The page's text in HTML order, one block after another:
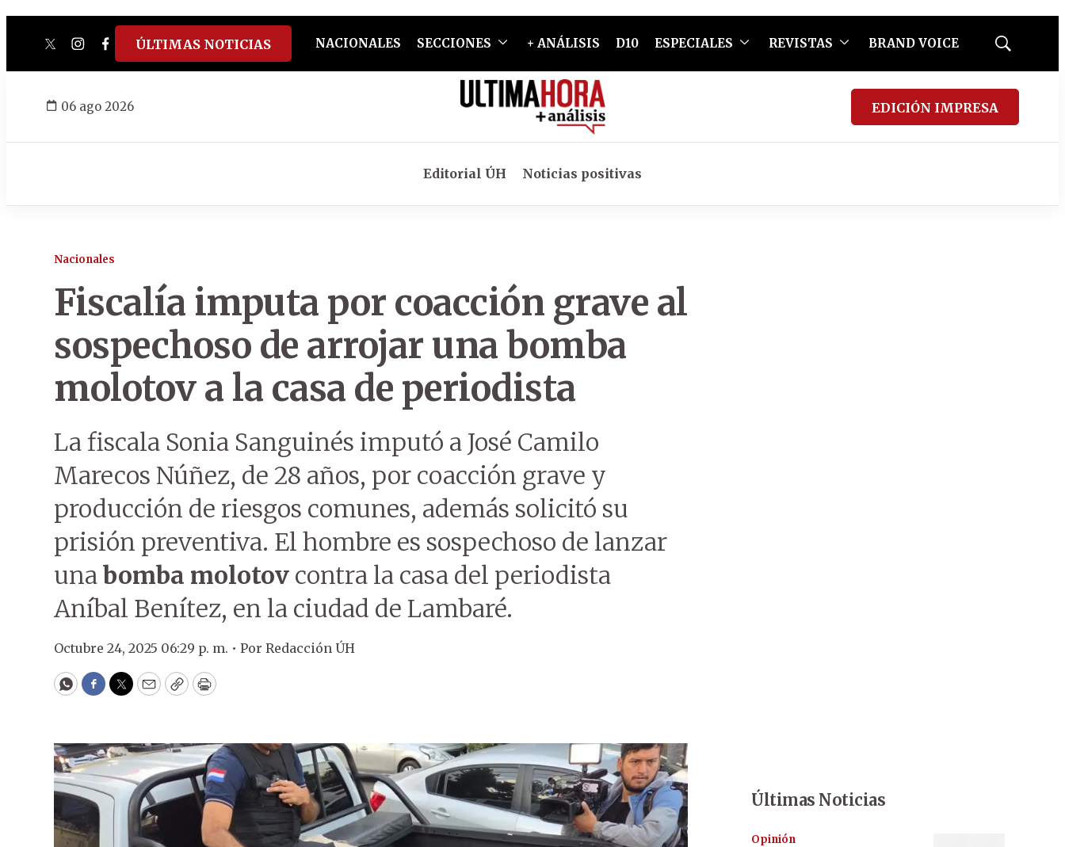
twitterinstagram
facebook
tiktokyoutube
spotify
ÚLTIMAS NOTICIAS NACIONALES SECCIONES + ANÁLISIS D10 ESPECIALES REVISTAS BRAND VOICE
Mostrar
06 ago 2026 EDICIÓN IMPRESA
Editorial ÚH Noticias positivas
Nacionales
Fiscalía imputa por coacción grave al
sospechoso de arrojar una bomba
molotov a la casa de periodista
La fiscala Sonia Sanguinés imputó a José Camilo
Marecos Núñez, de 28 años, por coacción grave y
producción de riesgos comunes, además solicitó su
prisión preventiva. El hombre es sospechoso de lanzar
unabomba molotov contra la casa del periodista
Aníbal Benítez, en la ciudad de Lambaré.
Octubre 24, 2025 06:29 p. m. • Por Redacción ÚH
WhatsApp
Facebook
Twitter
EmailCopyPrint
Últimas Noticias
Opinión